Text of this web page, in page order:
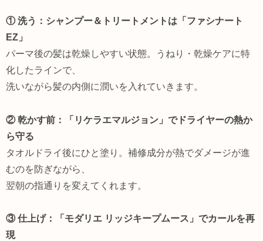
① 洗う：シャンプー＆トリートメントは「ファシナート
EZ」
パーマ後の髪は乾燥しやすい状態。うねり・乾燥ケアに特
化したラインで、
洗いながら髪の内側に潤いを入れていきます。
② 乾かす前：「リケラエマルジョン」でドライヤーの熱か
ら守る
タオルドライ後にひと塗り。補修成分が熱でダメージが進
むのを防ぎながら、
翌朝の指通りを変えてくれます。
③ 仕上げ：「モダリエ リッジキープムース」でカールを再
現